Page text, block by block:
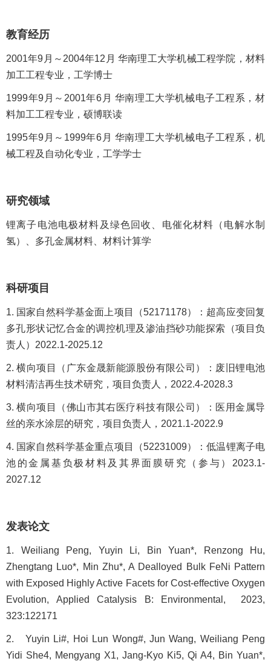
教育经历
2001年9月～2004年12月 华南理工大学机械工程学院，材料
加工工程专业，工学博士
1999年9月～2001年6月 华南理工大学机械电子工程系，材
料加工工程专业，硕博联读
1995年9月～1999年6月 华南理工大学机械电子工程系，机
械工程及自动化专业，工学学士
研究领域
锂离子电池电极材料及绿色回收、电催化材料（电解水制
氢）、多孔金属材料、材料计算学
科研项目
1. 国家自然科学基金面上项目（52171178）：超高应变回复
多孔形状记忆合金的调控机理及渗油挡砂功能探索（项目负
责人）2022.1-2025.12
2. 横向项目（广东金晟新能源股份有限公司）：废旧锂电池
材料清洁再生技术研究，项目负责人，2022.4-2028.3
3. 横向项目（佛山市其右医疗科技有限公司）：医用金属导
丝的亲水涂层的研究，项目负责人，2021.1-2022.9
4. 国家自然科学基金重点项目（52231009）：低温锂离子电
池的金属基负极材料及其界面膜研究（参与）2023.1-
2027.12
发表论文
1. Weiliang Peng, Yuyin Li, Bin Yuan*, Renzong Hu,
Zhengtang Luo*, Min Zhu*, A Dealloyed Bulk FeNi Pattern
with Exposed Highly Active Facets for Cost-effective Oxygen
Evolution, Applied Catalysis B: Environmental, 2023,
323:122171
2. Yuyin Li#, Hoi Lun Wong#, Jun Wang, Weiliang Peng
Yidi She4, Mengyang X1, Jang-Kyo Ki5, Qi A4, Bin Yuan*,